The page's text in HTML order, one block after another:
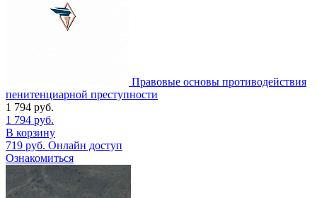
Правовые основы противодействия
пенитенциарной преступности
1 794 руб.
1 794 руб.
В корзину
719 руб. Онлайн доступ
Ознакомиться